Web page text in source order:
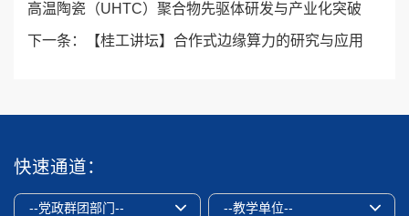
高温陶瓷（UHTC）聚合物先驱体研发与产业化突破
下一条： 【桂工讲坛】合作式边缘算力的研究与应用
快速通道：
--党政群团部门-- --教学单位--